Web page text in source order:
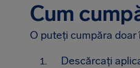
Cum
O puteți cumpăra
Descărcați